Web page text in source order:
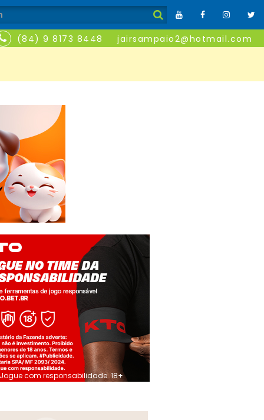
(84) 9 8173 8448 jairsampaio2@hotmail.com
Jogue com responsabilidade. 18+